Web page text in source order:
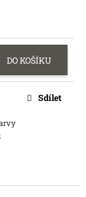
DO KOŠÍKU
Sdílet